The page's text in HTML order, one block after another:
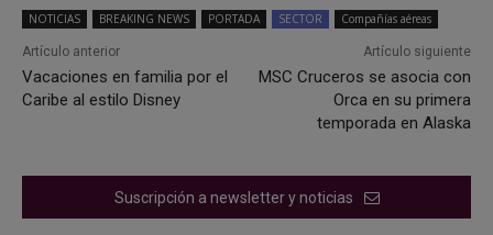
NOTICIAS BREAKING NEWS PORTADA SECTOR Compañías aéreas
Artículo anterior
Vacaciones en familia por el
Caribe al estilo Disney
Artículo siguiente
MSC Cruceros se asocia con
Orca en su primera
temporada en Alaska
Suscripción a newsletter y noticias